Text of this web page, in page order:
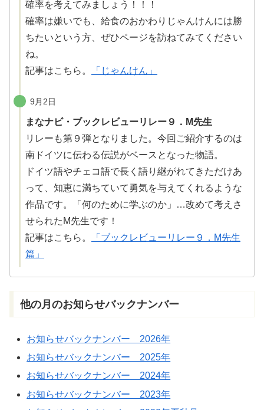
確率を考えてみましょう！！！
確率は嫌いでも、 給食のおかわりじゃんけんには勝
ちたいという方、ぜひページを訪ねてみてください
ね。
記事はこちら。
「じゃんけん」
9月2日
まなナビ・ブックレビューリレー９．M先生
リレーも第９ 弾となりました。今回ご紹介するのは
南ドイツに伝わる伝説がベースとなった物語。
ドイツ語やチェコ語で長く語り 継がれてきただけあ
って、 知恵に満ちていて 勇気を与えてくれるような
作品です。「何のために学ぶのか」…改めて考えさ
せられたM先生です！
記事はこちら。
「ブックレビューリレー９．M先生
篇」
他の月 のお知 らせバックナンバー
お知らせバックナンバー 2026年
お知らせバックナンバー 2025年
お知らせバックナンバー 2024年
お知らせバックナンバー 2023年